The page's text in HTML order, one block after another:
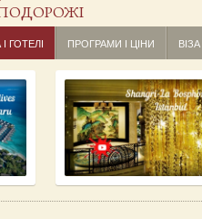
ГОТЕЛІ ПРОГРАМИ І ЦІНИ ВІЗА